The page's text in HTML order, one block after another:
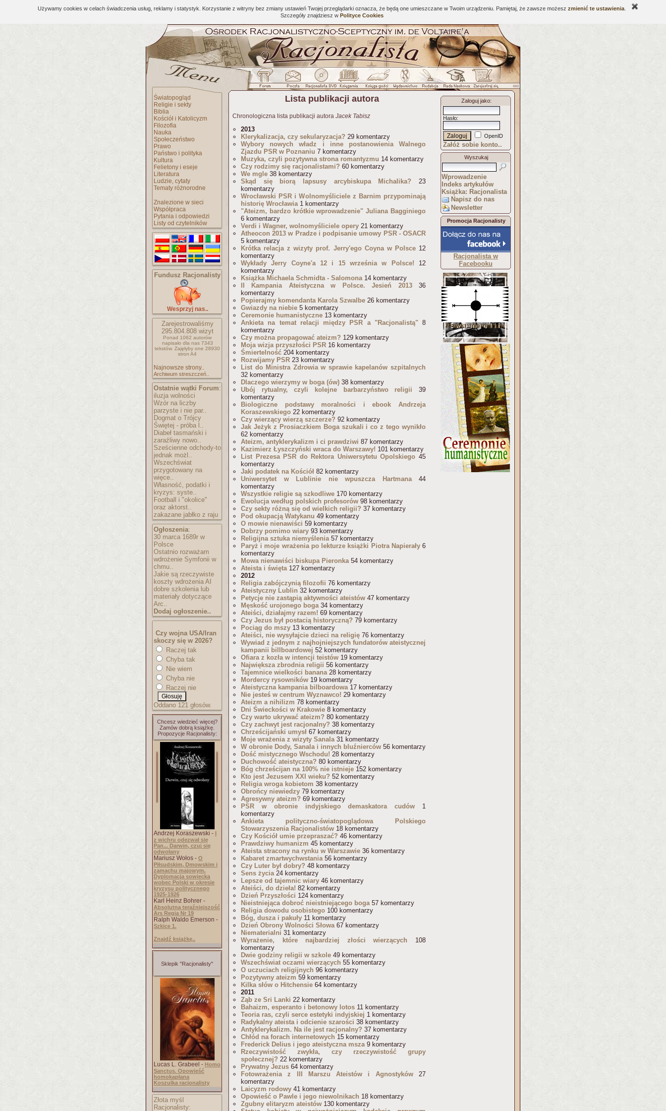
Używamy cookies w celach świadczenia usług, reklamy i statystyk. Korzystanie z witryny bez zmiany ustawień Twojej przeglądarki oznacza, że będą one umieszczane w Twoim urządzeniu. Pamiętaj, że zawsze możesz zmienić te ustawienia
Szczegóły znajdziesz w Polityce Cookies
Światopogląd
Religie i sekty
Biblia
Kościół i Katolicyzm
Filozofia
Nauka
Społeczeństwo
Prawo
Państwo i polityka
Kultura
Felietony i eseje
Literatura
Ludzie, cytaty
Tematy różnorodne
Znalezione w sieci
Współpraca
Pytania i odpowiedzi
Listy od czytelników
Fundusz Racjonalisty
Wesprzyj nas..
Zarejestrowaliśmy
295.804.808wizyt
Ponad 1062 autorów
napisało dla nas 7343
tekstów. Zajęłyby one 28930
stron A4
Najnowsze strony..
Archiwum streszczeń..
Ostatnie wątki Forum:
iluzja wolności
Wzór na liczby
parzyste i nie par..
Dogmat o Trójcy
Świętej - próba l..
Diabeł tasmański i
zaraźliwy nowo..
Sześcienne odchody-to
jednak możl..
Wszechświat
przygotowany na
więce..
Własność, podatki i
kryzys: syste..
Football i "okolice"
oraz aktorst..
zakazane jabłko z raju
Ogłoszenia:
30 marca 1689r w
Polsce
Ostatnio rozważam
wdrożenie Symfonii w
chmu..
Jakie są rzeczywiste
koszty wdrożenia AI
dobre szkolenia lub
materiały dotyczące
Arc..
Dodaj ogłoszenie..
Czy wojna USA/Iran
skoczy się w 2026?
Raczej tak
Chyba tak
Nie wiem
Chyba nie
Raczej nie
Oddano 121 głosów.
Chcesz wiedzieć więcej?
Zamów dobrą książkę.
Propozycje Racjonalisty:
Andrzej Koraszewski - I
z wichru odezwał się
Pan... Darwin, czuj się
odwołany
Mariusz Wołos - O
Piłsudskim, Dmowskim i
zamachu majowym.
Dyplomacja sowiecka
wobec Polski w okresie
kryzysu politycznego
1925-1926
Karl Heinz Bohrer -
Absolutna teraźniejszość
Ars Regia Nr 19
Ralph Waldo Emerson -
Szkice 1.
Znajdź książkę..
Sklepik "Racjonalisty"
Lucas L. Grabeel - Homo
Sanctus. Opowieść
homokapłana
Koszulka racjonalisty
Złota myśl
Racjonalisty:
Lista publikacji autora
Chronologiczna lista publikacji autora Jacek Tabisz
2013
Klerykalizacja, czy sekularyzacja? 29 komentarzy
Wybory nowych władz i inne postanowienia Walnego
Zjazdu PSR w Poznaniu 7 komentarzy
Muzyka, czyli pozytywna strona romantyzmu 14 komentarzy
Czy rodzimy się racjonalistami? 60 komentarzy
We mgle 38 komentarzy
Skąd się biorą lapsusy arcybiskupa Michalika? 23
komentarzy
Wrocławski PSR i Wolnomyśliciele z Barnim przypominają
historię Wrocławia1 komentarzy
"Ateizm, bardzo krótkie wprowadzenie" Juliana Bagginiego
6 komentarzy
Verdi i Wagner, wolnomyśliciele opery 21 komentarzy
Atheocon 2013 w Pradze i podpisanie umowy PSR - OSACR
5 komentarzy
Krótka relacja z wizyty prof. Jerry'ego Coyna w Polsce12
komentarzy
Wykłady Jerry Coyne'a 12 i 15 września w Polsce! 12
komentarzy
Książka Michaela Schmidta - Salomona14 komentarzy
II Kampania Ateistyczna w Polsce. Jesień 201336
komentarzy
Popierajmy komendanta Karola Szwalbe 26 komentarzy
Gwiazdy na niebie 5 komentarzy
Ceremonie humanistyczne 13 komentarzy
Ankieta na temat relacji między PSR a "Racjonalistą"8
komentarzy
Czy można propagować ateizm? 129 komentarzy
Moja wizja przyszłości PSR 16 komentarzy
Śmiertelność 204 komentarzy
Rozwijamy PSR 23 komentarzy
List do Ministra Zdrowia w sprawie kapelanów szpitalnych
32 komentarzy
Dlaczego wierzymy w boga (ów) 38 komentarzy
Ubój rytualny, czyli kolejne barbarzyństwo religii 39
komentarzy
Biologiczne podstawy moralności i ebook Andrzeja
Koraszewskiego 22 komentarzy
Czy wierzący wierzą szczerze? 92 komentarzy
Jak Jeżyk z Prosiaczkiem Boga szukali i co z tego wynikło
62 komentarzy
Ateizm, antyklerykalizm i ci prawdziwi 87 komentarzy
Kazimierz Łyszczyński wraca do Warszawy! 101 komentarzy
List Prezesa PSR do Rektora Uniwersytetu Opolskiego 45
komentarzy
Jaki podatek na Kościół 82 komentarzy
Uniwersytet w Lublinie nie wpuszcza Hartmana44
komentarzy
Wszystkie religie są szkodliwe 170 komentarzy
Ewolucja według polskich profesorów 98 komentarzy
Czy sekty różną się od wielkich religii? 37 komentarzy
Pod okupacją Watykanu 49 komentarzy
O mowie nienawiści 59 komentarzy
Dobrzy pomimo wiary 93 komentarzy
Religijna sztuka niemyślenia57 komentarzy
Paryż i moje wrażenia po lekturze książki Piotra Napierały6
komentarzy
Mowa nienawiści biskupa Pieronka54 komentarzy
Ateista i święta127 komentarzy
2012
Religia zabójczynią filozofii 76 komentarzy
Ateistyczny Lublin 32 komentarzy
Petycje nie zastąpią aktywności ateistów 47 komentarzy
Męskość urojonego boga34 komentarzy
Ateiści, działajmy razem! 69 komentarzy
Czy Jezus był postacią historyczną? 79 komentarzy
Pociąg do mszy 13 komentarzy
Ateiści, nie wysyłajcie dzieci na religię 76 komentarzy
Wywiad z jednym z najhojniejszych fundatorów ateistycznej
kampanii billboardowej 52 komentarzy
Ofiara z kozła w intencji teistów 19 komentarzy
Największa zbrodnia religii 56 komentarzy
Tajemnice wielkości banana28 komentarzy
Mordercy rysowników 19 komentarzy
Ateistyczna kampania bilboardowa17 komentarzy
Nie jesteś w centrum Wyznawco! 29 komentarzy
Ateizm a nihilizm 78 komentarzy
Dni Świeckości w Krakowie 8 komentarzy
Czy warto ukrywać ateizm? 80 komentarzy
Czy zachwyt jest racjonalny? 38 komentarzy
Chrześcijański umysł 67 komentarzy
Moje wrażenia z wizyty Sanala31 komentarzy
W obronie Dody, Sanala i innych bluźnierców 56 komentarzy
Dość mistycznego Wschodu! 28 komentarzy
Duchowość ateistyczna? 80 komentarzy
Bóg chrześcijan na 100% nie istnieje 152 komentarzy
Kto jest Jezusem XXI wieku? 52 komentarzy
Religia wroga kobietom 38 komentarzy
Obrońcy niewiedzy 79 komentarzy
Agresywny ateizm? 69 komentarzy
PSR w obronie indyjskiego demaskatora cudów 1
komentarzy
Ankieta polityczno-światopoglądowa Polskiego
Stowarzyszenia Racjonalistów 18 komentarzy
Czy Kościół umie przepraszać? 46 komentarzy
Prawdziwy humanizm 45 komentarzy
Ateista stracony na rynku w Warszawie 36 komentarzy
Kabaret zmartwychwstania56 komentarzy
Czy Luter był dobry? 48 komentarzy
Sens życia24 komentarzy
Lepsze od tajemnic wiary 46 komentarzy
Ateiści, do dzieła! 82 komentarzy
Dzień Przyszłości 124 komentarzy
Nieistniejąca dobroć nieistniejącego boga57 komentarzy
Religia dowodu osobistego 100 komentarzy
Bóg, dusza i pakuły 11 komentarzy
Dzień Obrony Wolności Słowa67 komentarzy
Niematerialni 31 komentarzy
Wyrażenie, które najbardziej złości wierzących 108
komentarzy
Dwie godziny religii w szkole 49 komentarzy
Wszechświat oczami wierzących 55 komentarzy
O uczuciach religijnych 96 komentarzy
Pozytywny ateizm 59 komentarzy
Kilka słów o Hitchensie 64 komentarzy
2011
Ząb ze Sri Lanki 22 komentarzy
Bahaizm, esperanto i betonowy lotos 11 komentarzy
Teoria ras, czyli serce estetyki indyjskiej 1 komentarzy
Radykalny ateista i odcienie szarości 38 komentarzy
Antyklerykalizm. Na ile jest racjonalny? 37 komentarzy
Chłód na forach internetowych 15 komentarzy
Frederick Delius i jego ateistyczna msza9 komentarzy
Rzeczywistość zwykła, czy rzeczywistość grupy
społecznej? 22 komentarzy
Prywatny Jezus 64 komentarzy
Fotowrażenia z III Marszu Ateistów i Agnostyków27
komentarzy
Laicyzm rodowy 41 komentarzy
Opowieść o Pawle i jego niewolnikach 18 komentarzy
Zgubny elitaryzm ateistów 130 komentarzy
Zaloguj jako:
Hasło:
OpenID
Załóż sobie konto..
Wyszukaj
Wprowadzenie
Indeks artykułów
Książka: Racjonalista
Napisz do nas
Newsletter
Promocja Racjonalisty
Racjonalista w
Facebooku